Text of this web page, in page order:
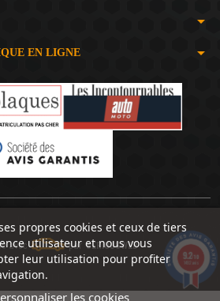
arrow_drop_down
EN LIGNE arrow_drop_down
propres cookies et ceux de tiers
utilisateur et nous vous
leur utilisation pour profiter
les cookies
avec par SERIOUSWEB
9.2/10
1492 avis